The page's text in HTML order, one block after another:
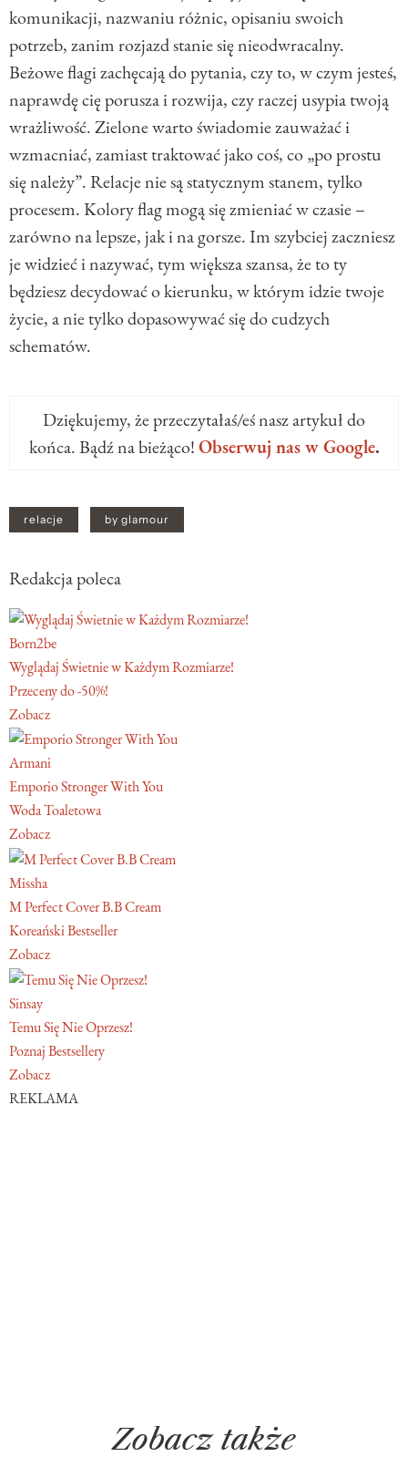
komunikacji, nazwaniu różnic, opisaniu swoich
potrzeb, zanim rozjazd stanie się nieodwracalny.
Beżowe flagi zachęcają do pytania, czy to, w czym jesteś,
naprawdę cię porusza i rozwija, czy raczej usypia twoją
wrażliwość. Zielone warto świadomie zauważać i
wzmacniać, zamiast traktować jako coś, co „po prostu
się należy”. Relacje nie są statycznym stanem, tylko
procesem. Kolory flag mogą się zmieniać w czasie –
zarówno na lepsze, jak i na gorsze. Im szybciej zaczniesz
je widzieć i nazywać, tym większa szansa, że to ty
będziesz decydować o kierunku, w którym idzie twoje
życie, a nie tylko dopasowywać się do cudzych
schematów.
Dziękujemy, że przeczytałaś/eś nasz artykuł do
końca. Bądź na bieżąco!Obserwuj nas w Google.
relacje by glamour
Redakcja poleca
Born2be
Wyglądaj Świetnie w Każdym Rozmiarze!
Przeceny do -50%!
Zobacz
Armani
Emporio Stronger With You
Woda Toaletowa
Zobacz
Missha
M Perfect Cover B.B Cream
Koreański Bestseller
Zobacz
Sinsay
Temu Się Nie Oprzesz!
Poznaj Bestsellery
Zobacz
REKLAMA
Zobacz także